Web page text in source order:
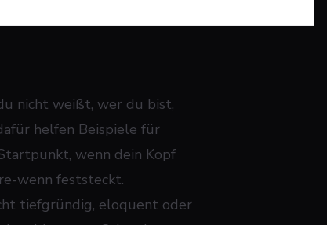
nicht weißt, wer du bist,
helfen Beispiele für
wenn dein Kopf
wenn feststeckt.
tiefgründig, eloquent oder